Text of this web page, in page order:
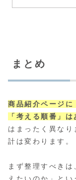
まとめ
商品紹介ページに
「考える順番」は
はまったく異な
計は変わります。
まず整理すべき